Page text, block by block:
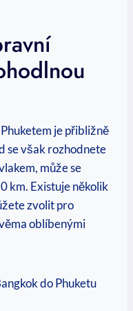
je přibližně
se však rozhodnete
může se
km. Existuje několik
zvolit pro
oblíbenými
do​ Phuketu